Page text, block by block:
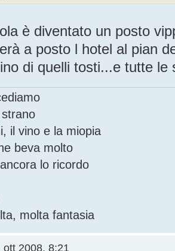
è diventato un posto
a posto l hotel al pian
di quelli tosti...e tutte le
il vino e la miopia
beva molto
lo ricordo
molta fantasia
ott 2008, 8:21